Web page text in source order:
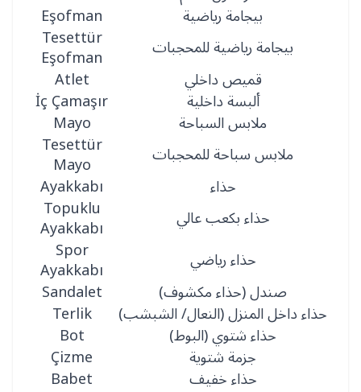
بيجامة رياضية
Eşofman
بيجامة رياضية للمحجبات
Tesettür
Eşofman
قميص داخلي Atlet
ألبسة داخلية İç Çamaşır
ملابس السباحة
Mayo
ملابس سباحة للمحجبات
Tesettür
Mayo
حذاء
Ayakkabı
حذاء بكعب عالي
Topuklu
Ayakkabı
حذاء رياضي
Spor
Ayakkabı
صندل (حذاء مكشوف) Sandalet
حذاء داخل المنزل (النعال/ الشبشب) Terlik
حذاء شتوي (البوط) Bot
جزمة شتوية Çizme
حذاء خفيف Babet